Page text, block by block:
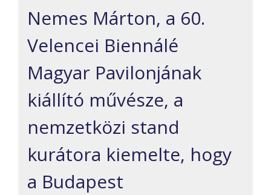
Nemes Márton, a 60.
Velencei Biennálé
Magyar Pavilonjának
kiállító művésze, a
nemzetközi stand
kurátora kiemelte, hogy
a Budapest